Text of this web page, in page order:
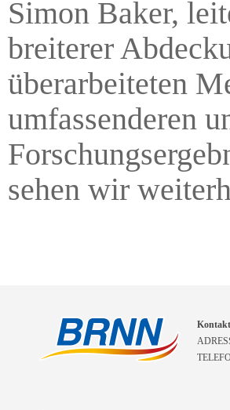
Simon Baker,
breiterer
überarbeiteten
umfassenderen
sehen wir
Kontakt